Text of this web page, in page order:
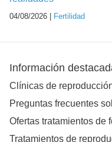
04/08/2026 | Fertilidad
Información
Clínicas de
Preguntas frecuentes
Ofertas tratamientos de
Tratamientos de